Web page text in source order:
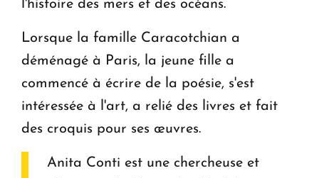
l'histoire des mers et des océans.
Lorsque la famille Caracotchian a
déménagé à Paris, la jeune fille a
commencé à écrire de la poésie, s'est
intéressée à l'art, a relié des livres et fait
des croquis pour ses œuvres.
Anita Conti est une chercheuse et